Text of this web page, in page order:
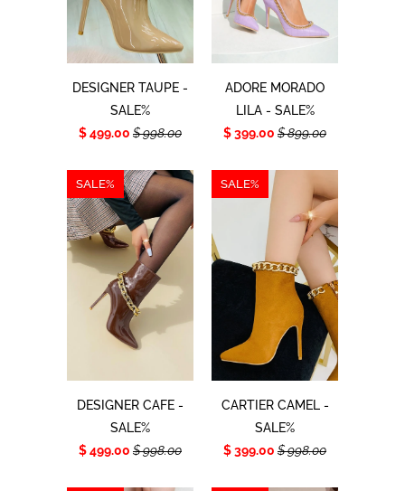
DESIGNER TAUPE -
SALE%
$ 499.00 $ 998.00
ADORE MORADO
LILA - SALE%
$ 399.00 $ 899.00
DESIGNER CAFE -
SALE%
$ 499.00 $ 998.00
SALE%
CARTIER CAMEL -
SALE%
$ 399.00 $ 998.00
SALE%